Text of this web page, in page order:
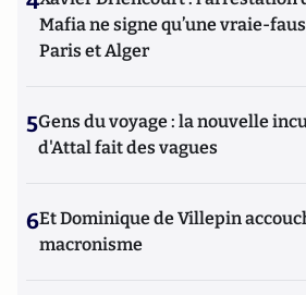
Mafia ne signe qu’une vraie-
Paris et Alger
5Gens du voyage : la nouvelle
d'Attal fait des vagues
6Et Dominique de Villepin
macronisme